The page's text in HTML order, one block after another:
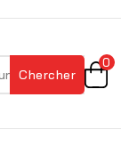
Chercher
0